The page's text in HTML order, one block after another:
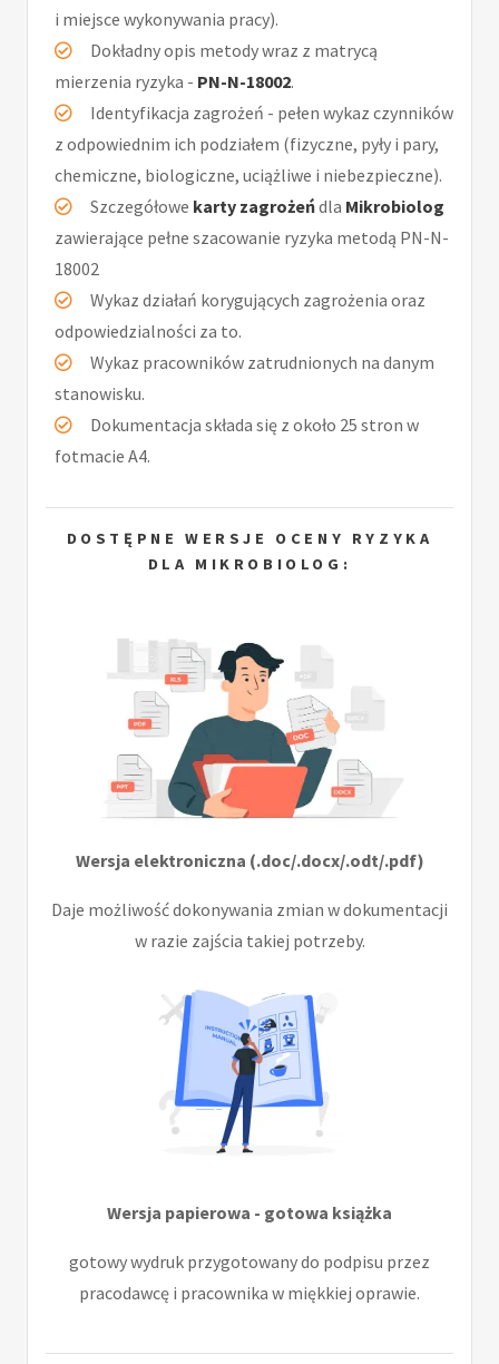
i miejsce wykonywania pracy).
Dokładny opis metody wraz z matrycą
mierzenia ryzyka - PN-N-18002.
Identyfikacja zagrożeń - pełen wykaz czynników
z odpowiednim ich podziałem (fizyczne, pyły i pary,
chemiczne, biologiczne, uciążliwe i niebezpieczne).
Szczegółowe karty zagrożeńdla Mikrobiolog
zawierające pełne szacowanie ryzyka metodą PN-N-
18002
Wykaz działań korygujących zagrożenia oraz
odpowiedzialności za to.
Wykaz pracowników zatrudnionych na danym
stanowisku.
Dokumentacja składa się z około 25 stron w
fotmacie A4.
DOSTĘPNE WERSJE OCENY RYZYKA
DLA MIKROBIOLOG:
Wersja elektroniczna (.doc/.docx/.odt/.pdf)
Daje możliwość dokonywania zmian w dokumentacji
w razie zajścia takiej potrzeby.
Wersja papierowa - gotowa książka
gotowy wydruk przygotowany do podpisu przez
pracodawcę i pracownika w miękkiej oprawie.